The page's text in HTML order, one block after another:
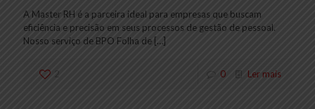
A Master RH é a parceira ideal para empresas que buscam
eficiência e precisão em seus processos de gestão de pessoal.
Nosso serviço de BPO Folha de […]
2 0 Ler mais